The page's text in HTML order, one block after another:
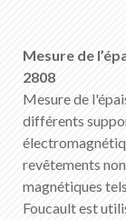
Mesure de
2808
Mesure de
différents
revêtements
magnétiques
Foucault est